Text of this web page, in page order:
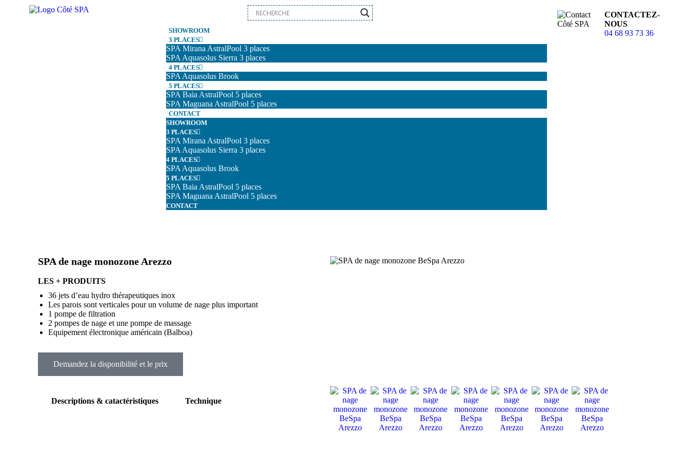
SHOWROOM
3 PLACES
SPA Mirana AstralPool 3 places
SPA Aquasolus Sierra 3 places
4 PLACES
SPA Aquasolus Brook
5 PLACES
SPA Baia AstralPool 5 places
SPA Maguana AstralPool 5 places
CONTACT
SHOWROOM
3 PLACES
SPA Mirana AstralPool 3 places
SPA Aquasolus Sierra 3 places
4 PLACES
SPA Aquasolus Brook
5 PLACES
SPA Baia AstralPool 5 places
SPA Maguana AstralPool 5 places
CONTACT
CONTACTEZ-
NOUS
04 68 93 73 36
SPA de nage monozone Arezzo
LES + PRODUITS
36 jets d’eau hydro thérapeutiques inox
Les parois sont verticales pour un volume de nage plus important
1 pompe de filtration
2 pompes de nage et une pompe de massage
Equipement électronique américain (Balboa)
Demandez la disponibilité et le prix
Descriptions & catactéristiques Technique